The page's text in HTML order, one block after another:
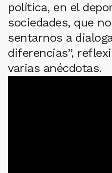
política, en el
sociedades, que
sentarnos a
diferencias”,
varias anécdotas.